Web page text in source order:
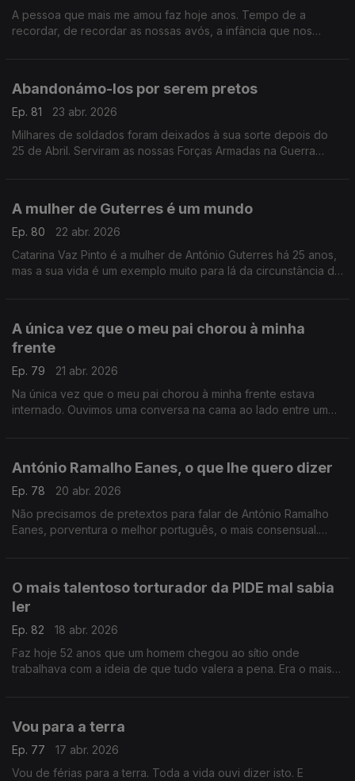
A pessoa que mais me amou faz hoje anos. Tempo de a
recordar, de recordar as nossas avós, a infância que nos
Abandonámo-los por serem pretos
Ep. 81
23 abr. 2026
Milhares de soldados foram deixados à sua sorte depois do
25 de Abril. Serviram as nossas Forças Armadas na Guerra
A mulher de Guterres é um mundo
Ep. 80
22 abr. 2026
Catarina Vaz Pinto é a mulher de António Guterres há 25 anos,
mas a sua vida é um exemplo muito para lá da circunstância de
A única vez que o meu pai chorou à minha
frente
Ep. 79
21 abr. 2026
Na única vez que o meu pai chorou à minha frente estava
internado. Ouvimos uma conversa na cama ao lado entre um
António Ramalho Eanes, o que lhe quero dizer
Ep. 78
20 abr. 2026
Não precisamos de pretextos para falar de António Ramalho
Eanes, porventura o melhor português, o mais consensual.
O mais talentoso torturador da PIDE mal sabia
ler
Ep. 82
18 abr. 2026
Faz hoje 52 anos que um homem chegou ao sítio onde
trabalhava com a ideia de que tudo valera a pena. Era o mais
Vou para a terra
Ep. 77
17 abr. 2026
Vou de férias para a terra. Toda a vida ouvi dizer isto. E